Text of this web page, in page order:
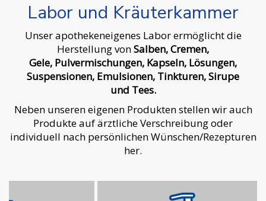
Labor und Kräuterkammer
Unser apothekeneigenes Labor ermöglicht die
Herstellung vonSalben, Cremen,
Gele, Pulvermischungen, Kapseln, Lösungen,
Suspensionen, Emulsionen, Tinkturen, Sirupe
und Tees.
Neben unseren eigenen Produkten stellen wir auch
Produkte auf ärztliche Verschreibung oder
individuell nach persönlichen Wünschen/Rezepturen
her.